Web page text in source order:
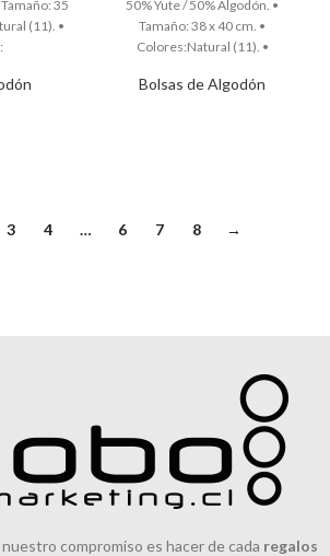
Bolsas de Algodón
3 4 … 6 7 8 →
nuestro compromiso es hacer de cada regalos